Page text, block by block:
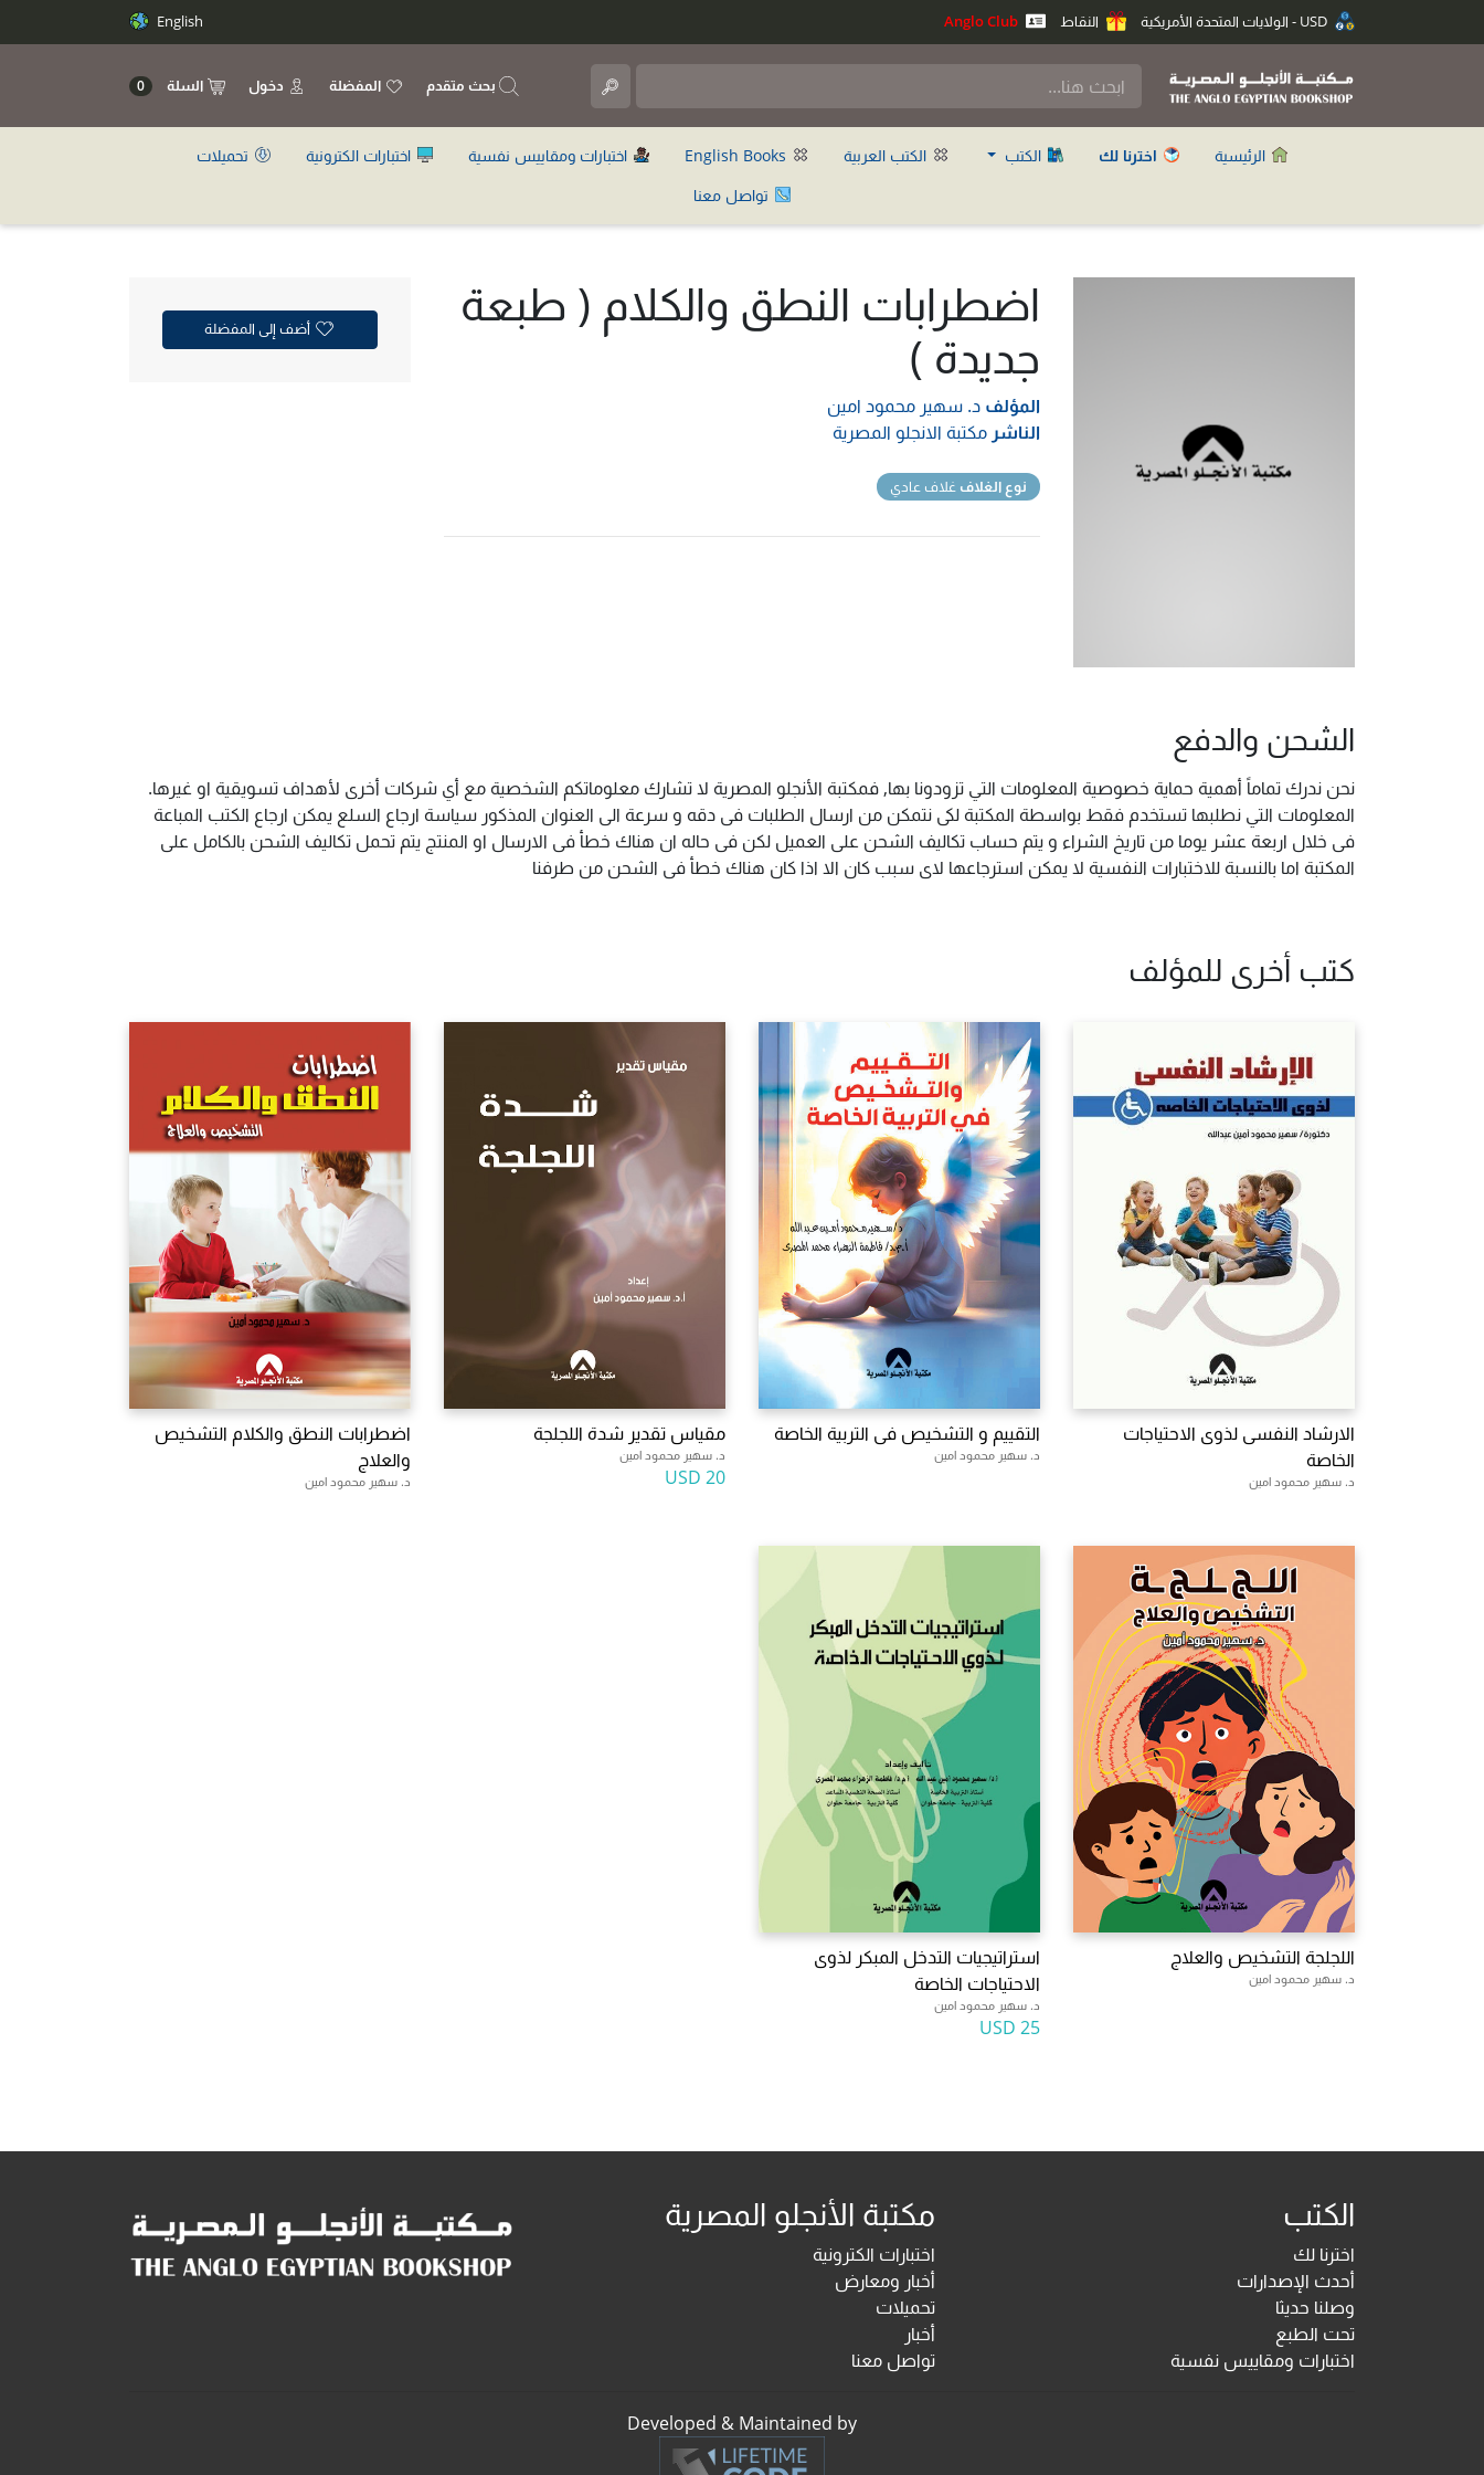
النقاط English
بحث متقدم المفضلة دخول السلة 0
الرئيسية اخترنا لك الكتب الكتب العربية اختبارات ومقاييس نفسية اختبارات الكترونية
تحميلات
تواصل معنا
اضطرابات النطق والكلام ( طبعة
جديدة )
المؤلف د. سهير محمود امين
الناشر مكتبة الانجلو المصرية
نوع الغلاف غلاف عادي
أضف إلى المفضلة
الشحن والدفع
نحن ندرك تماماً أهمية حماية خصوصية المعلومات التي تزودونا بها, فمكتبة الأنجلو المصرية لا تشارك معلوماتكم الشخصية مع أي شركات أخرى لأهداف تسويقية او غيرها.
المعلومات التي نطلبها تستخدم فقط بواسطة المكتبة لكى نتمكن من ارسال الطلبات فى دقه و سرعة الى العنوان المذكور سياسة ارجاع السلع يمكن ارجاع الكتب المباعة
فى خلال اربعة عشر يوما من تاريخ الشراء و يتم حساب تكاليف الشحن على العميل لكن فى حاله ان هناك خطأ فى الارسال او المنتج يتم تحمل تكاليف الشحن بالكامل على
المكتبة اما بالنسبة للاختبارات النفسية لا يمكن استرجاعها لاى سبب كان الا اذا كان هناك خطأ فى الشحن من طرفنا
كتب أخرى للمؤلف
الارشاد النفسى لذوى الاحتياجات
الخاصة
د. سهير محمود امين
التقييم و التشخيص فى التربية الخاصة
د. سهير محمود امين
مقياس تقدير شدة اللجلجة
د. سهير محمود امين
20 USD
اضطرابات النطق والكلام التشخيص
والعلاج
د. سهير محمود امين
اللجلجة التشخيص والعلاج
د. سهير محمود امين
استراتيجيات التدخل المبكر لذوى
الاحتياجات الخاصة
د. سهير محمود امين
25 USD
الكتب
اخترنا لك
أحدث الإصدارات
وصلنا حديثا
تحت الطبع
اختبارات ومقاييس نفسية
مكتبة الأنجلو المصرية
اختبارات الكترونية
أخبار ومعارض
تحميلات
أخبار
تواصل معنا
Developed & Maintained by